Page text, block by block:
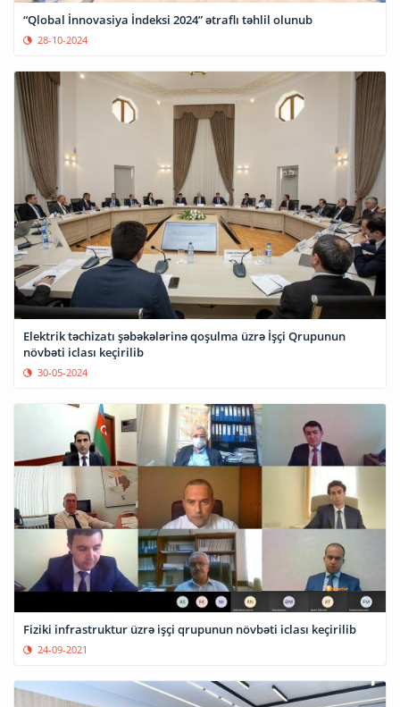
“Qlobal İnnovasiya İndeksi 2024” ətraflı təhlil olunub
28-10-2024
Elektrik təchizatı şəbəkələrinə qoşulma üzrə İşçi Qrupunun
növbəti iclası keçirilib
30-05-2024
Fiziki infrastruktur üzrə işçi qrupunun növbəti iclası keçirilib
24-09-2021